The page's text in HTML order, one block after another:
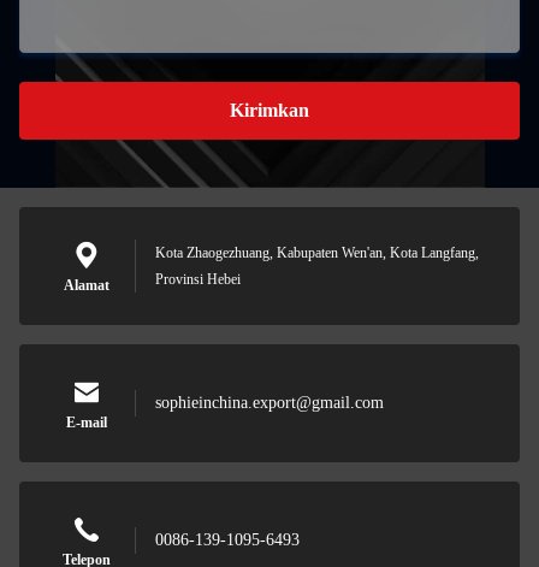
Kirimkan
Alamat
Kota Zhaogezhuang, Kabupaten Wen'an, Kota Langfang,
Provinsi Hebei
E-mail
sophieinchina.export@gmail.com
Telepon
0086-139-1095-6493